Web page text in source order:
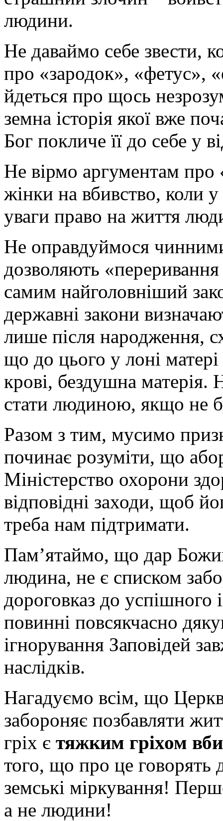
людини.
Не даваймо себе звести,
про «зародок», «фетус»,
йдеться про щось
земна історія якої вже
Бог покличе її до себе у
Не вірмо аргументам про
жінки на вбивство, коли
уваги право на життя
Не оправдуймося
дозволяють
самим найголовніший
державні закони
лише після народження,
що до цього у лоні матері
крові, бездушна
стати людиною, якщо не
Разом з тим, мусимо
починає розуміти, що
Міністерство охорони
відповідні заходи, щоб
треба нам підтримати.
Пам’ятаймо, що дар
людина, не є списком
дороговказ до
повинні повсякчасно
ігнорування Заповідей
наслідків.
Нагадуємо всім, що
забороняє позбавляти
гріх є тяжким гріхом
того, що про це говорять
земські міркування!
а не людини!